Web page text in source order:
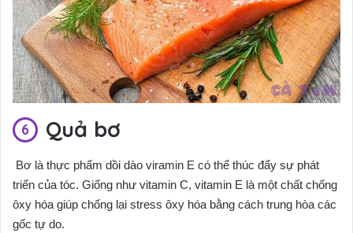
Quả bơ
Bơ là thực phẩm dồi dào viramin E có thể thúc đẩy sự phát
triển của tóc. Giống như vitamin C, vitamin E là một chất chống
ôxy hóa giúp chống lại stress ôxy hóa bằng cách trung hòa các
gốc tự do.